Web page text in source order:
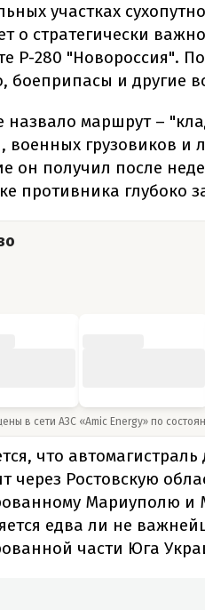
участках
о стратегически
Р-280 "Новороссия".
боеприпасы и другие
назвало маршрут –
военных грузовиков и
он получил после
противника глубоко
в сети АЗС «Amic Energy» по
что
через Ростовскую
Мариуполю и
едва ли не
части Юга